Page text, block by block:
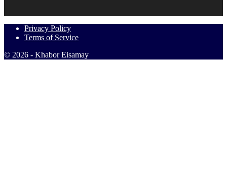
Privacy Policy
Terms of Service
© 2026 - Khabor Eisamay